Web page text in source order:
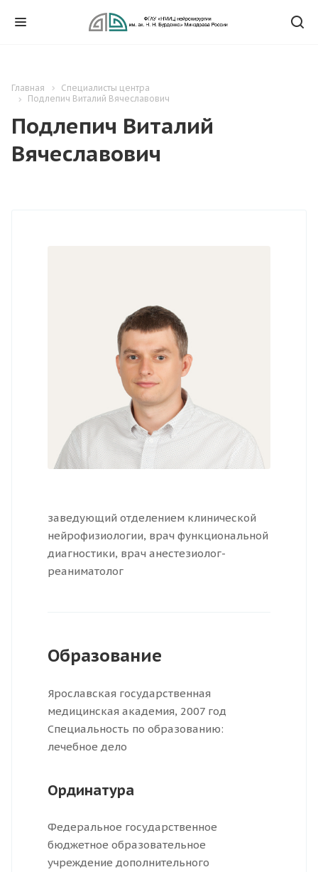
Главная
Специалисты центра
Подлепич Виталий Вячеславович
Подлепич Виталий
Вячеславович
заведующий отделением клинической
нейрофизиологии, врач функциональной
диагностики, врач анестезиолог-
реаниматолог
Образование
Ярославская государственная
медицинская академия, 2007 год
Специальность по образованию:
лечебное дело
Ординатура
Федеральное государственное
бюджетное образовательное
учреждение дополнительного